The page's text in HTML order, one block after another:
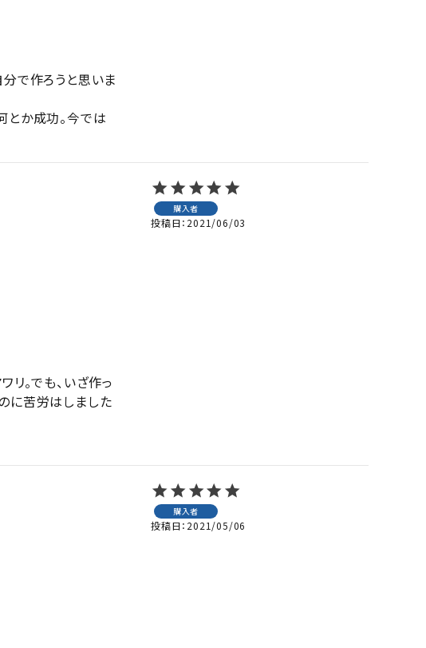
分で作ろうと思いま
とか成功。今では
購入者
投稿日 2021/06/03
リ。でも、いざ作っ
に苦労はしました
購入者
投稿日 2021/05/06